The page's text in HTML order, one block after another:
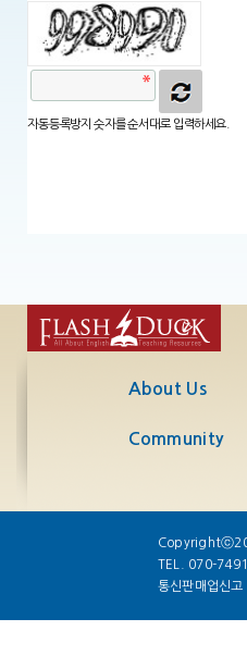
자동등록방지 숫자를 순서대로 입력하세요.
About Us
Community
TEL. 070-
통신판매업신